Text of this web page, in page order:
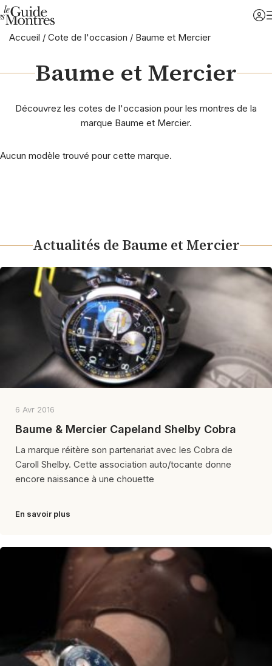
Accueil / Cote de l'occasion / Baume et Mercier
Baume et Mercier
Découvrez les cotes de l'occasion pour les montres de la
marque Baume et Mercier.
Aucun modèle trouvé pour cette marque.
Actualités de Baume et Mercier
6 Avr 2016
Baume & Mercier Capeland Shelby Cobra
La marque réitère son partenariat avec les Cobra de
Caroll Shelby. Cette association auto/tocante donne
encore naissance à une chouette
En savoir plus